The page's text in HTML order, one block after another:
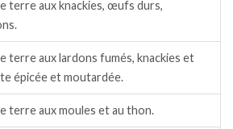
terre aux knackies, œufs durs,
terre aux lardons fumés, knackies et
épicée et moutardée.
terre aux moules et au thon.